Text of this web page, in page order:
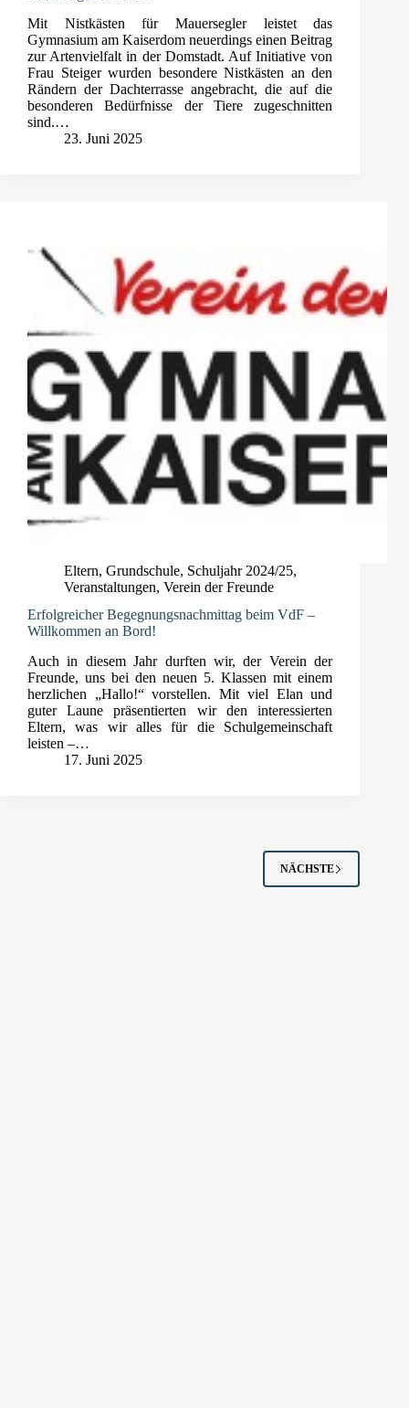
Mit Nistkästen für Mauersegler leistet das
Gymnasium am Kaiserdom neuerdings einen Beitrag
zur Artenvielfalt in der Domstadt. Auf Initiative von
Frau Steiger wurden besondere Nistkästen an den
Rändern der Dachterrasse angebracht, die auf die
besonderen Bedürfnisse der Tiere zugeschnitten
sind.…
23. Juni 2025
Eltern, Grundschule, Schuljahr 2024/25,
Veranstaltungen, Verein der Freunde
Erfolgreicher Begegnungsnachmittag beim VdF –
Willkommen an Bord!
Auch in diesem Jahr durften wir, der Verein der
Freunde, uns bei den neuen 5. Klassen mit einem
herzlichen „Hallo!“ vorstellen. Mit viel Elan und
guter Laune präsentierten wir den interessierten
Eltern, was wir alles für die Schulgemeinschaft
leisten –…
17. Juni 2025
NÄCHSTE